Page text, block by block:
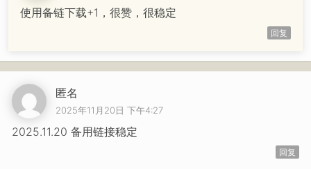
使用备链下载+1，很赞，很稳定
回复
匿名
2025年11月20日 下午4:27
2025.11.20 备用链接稳定
回复